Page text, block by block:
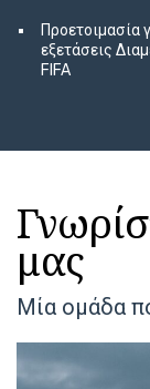
Προετοιμασία
εξετάσεις
FIFA
μας
Μία ομάδα